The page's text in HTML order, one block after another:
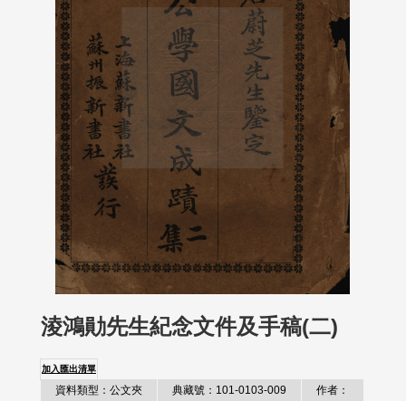
淩鴻勛先生紀念文件及手稿(二)
加入匯出清單
資料類型：公文夾 典藏號：101-0103-009 作者：